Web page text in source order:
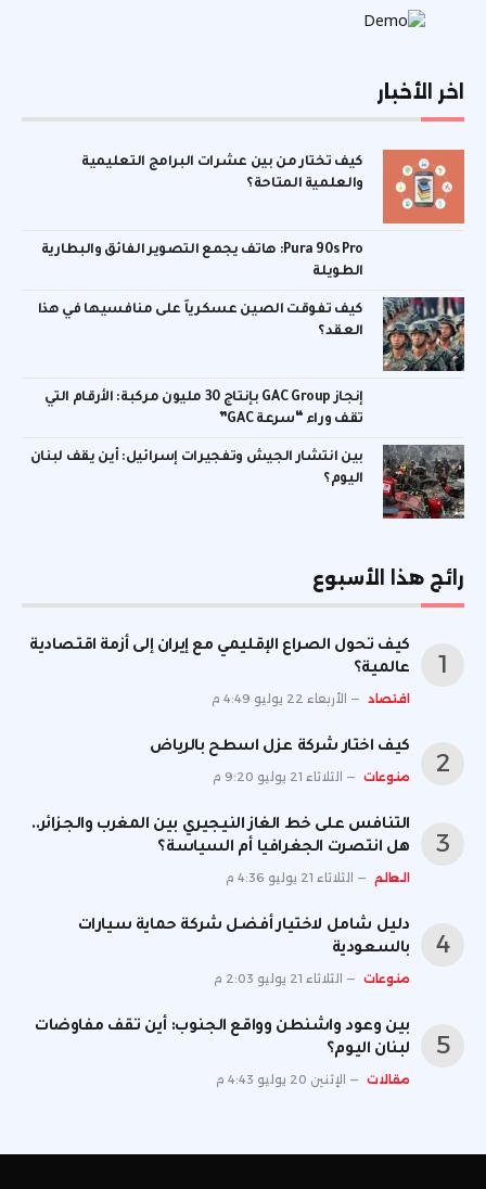
اخر الأخبار
كيف تختار من بين عشرات البرامج التعليمية
والعلمية المتاحة؟
Pura 90s Pro: هاتف يجمع التصوير الفائق والبطارية
الطويلة
كيف تفوقت الصين عسكرياً على منافسيها في هذا
العقد؟
إنجاز GAC Group بإنتاج 30 مليون مركبة: الأرقام التي
تقف وراء “سرعة GAC”
بين انتشار الجيش وتفجيرات إسرائيل: أين يقف لبنان
اليوم؟
رائج هذا الأسبوع
كيف تحول الصراع الإقليمي مع إيران إلى أزمة اقتصادية
عالمية؟
اقتصاد الأربعاء 22 يوليو 4:49 م
كيف اختار شركة عزل اسطح بالرياض
منوعات الثلاثاء 21 يوليو 9:20 م
التنافس على خط الغاز النيجيري بين المغرب والجزائر..
هل انتصرت الجغرافيا أم السياسة؟
العالم الثلاثاء 21 يوليو 4:36 م
دليل شامل لاختيار أفضل شركة حماية سيارات
بالسعودية
منوعات الثلاثاء 21 يوليو 2:03 م
بين وعود واشنطن وواقع الجنوب: أين تقف مفاوضات
لبنان اليوم؟
مقالات الإثنين 20 يوليو 4:43 م